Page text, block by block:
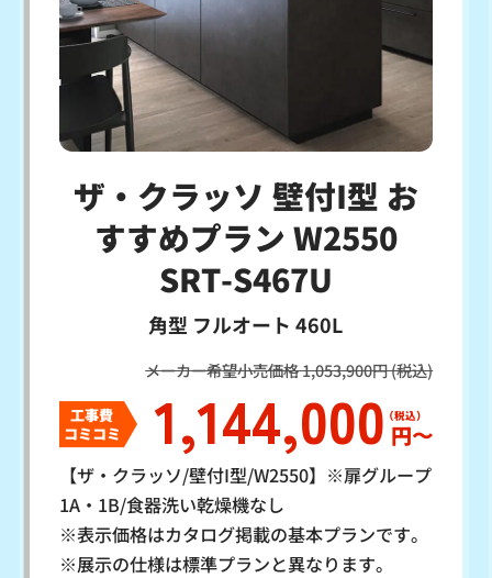
ザ・クラッソ 壁付I型 お
すすめプラン W2550
SRT-S467U
角型 フルオート 460L
メーカー希望小売価格 1,053,900円 (税込)
工事費
コミコミ
1,144,000 円〜
【ザ・クラッソ/壁付I型/W2550】※扉グループ
1A・1B/食器洗い乾燥機なし
※表示価格はカタログ掲載の基本プランです。
※展示の仕様は標準プランと異なります。